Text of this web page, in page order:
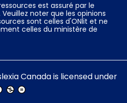
est assuré par le
noter que les opinions
sont celles d'ONlit et ne
celles du ministère de
Canadais licensed under